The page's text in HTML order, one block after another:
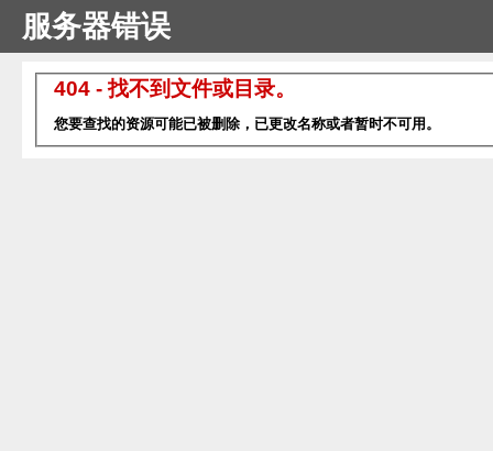
服务器错误
404 - 找不到文件或目录。
您要查找的资源可能已被删除，已更改名称或者暂时不可用。